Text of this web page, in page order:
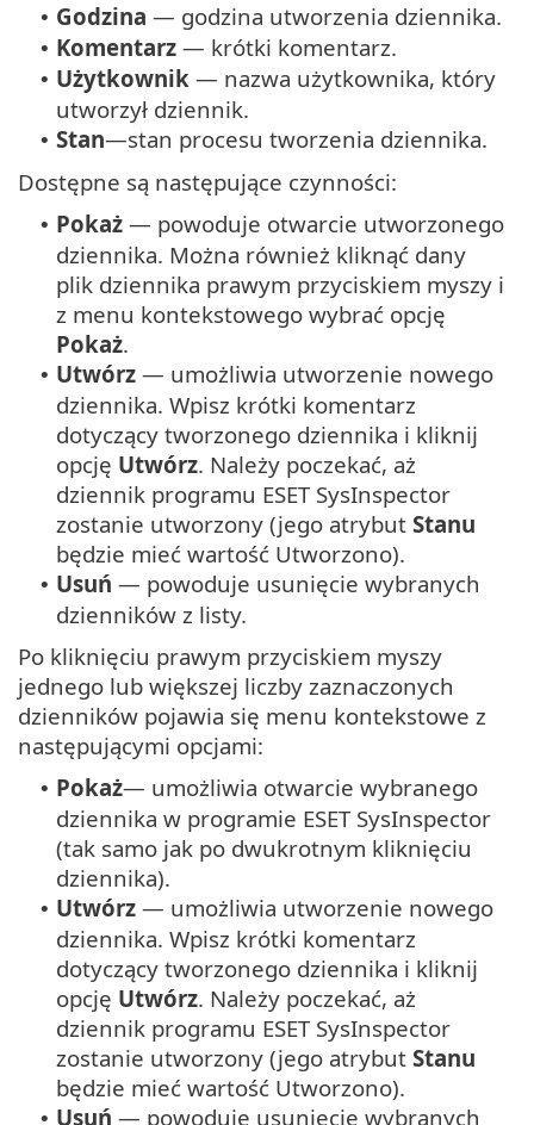
• Godzina — godzina utworzenia dziennika.
• Komentarz — krótki komentarz.
• Użytkownik — nazwa użytkownika, który
utworzył dziennik.
• Stan—stan procesu tworzenia dziennika.
Dostępne są następujące czynności:
• Pokaż — powoduje otwarcie utworzonego
dziennika. Można również kliknąć dany
plik dziennika prawym przyciskiem myszy i
z menu kontekstowego wybrać opcję
Pokaż.
• Utwórz — umożliwia utworzenie nowego
dziennika. Wpisz krótki komentarz
dotyczący tworzonego dziennika i kliknij
opcję Utwórz. Należy poczekać, aż
dziennik programu ESET SysInspector
zostanie utworzony (jego atrybut Stanu
będzie mieć wartość Utworzono).
• Usuń — powoduje usunięcie wybranych
dzienników z listy.
Po kliknięciu prawym przyciskiem myszy
jednego lub większej liczby zaznaczonych
dzienników pojawia się menu kontekstowe z
następującymi opcjami:
• Pokaż— umożliwia otwarcie wybranego
dziennika w programie ESET SysInspector
(tak samo jak po dwukrotnym kliknięciu
dziennika).
• Utwórz — umożliwia utworzenie nowego
dziennika. Wpisz krótki komentarz
dotyczący tworzonego dziennika i kliknij
opcję Utwórz. Należy poczekać, aż
dziennik programu ESET SysInspector
zostanie utworzony (jego atrybut Stanu
będzie mieć wartość Utworzono).
• Usuń — powoduje usunięcie wybranych